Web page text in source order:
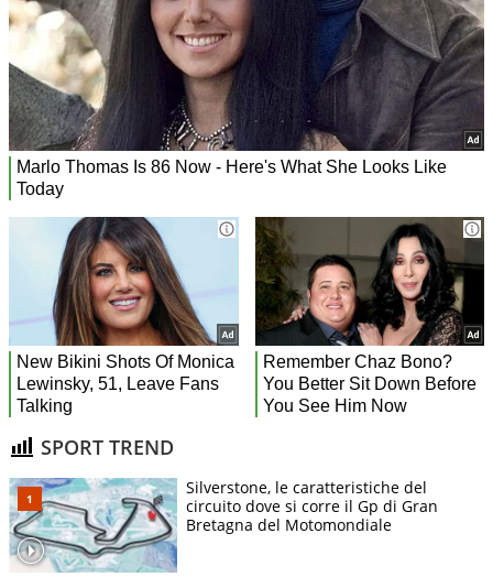
SPORT TREND
Silverstone, le caratteristiche del
circuito dove si corre il Gp di Gran
Bretagna del Motomondiale